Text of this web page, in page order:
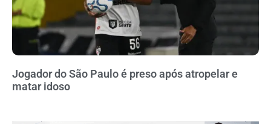
Jogador do São Paulo é preso após atropelar e
matar idoso